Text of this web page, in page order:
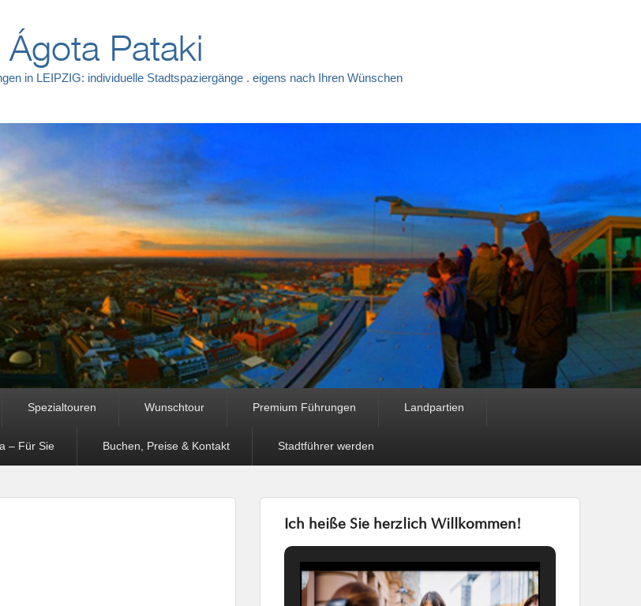
Ágota Pataki
in LEIPZIG: individuelle Stadtspaziergänge . eigens nach Ihren Wünschen
Spezialtouren Wunschtour Premium Führungen Landpartien
– Für Sie Buchen, Preise & Kontakt Stadtführer werden
Ich heiße Sie herzlich Willkommen!